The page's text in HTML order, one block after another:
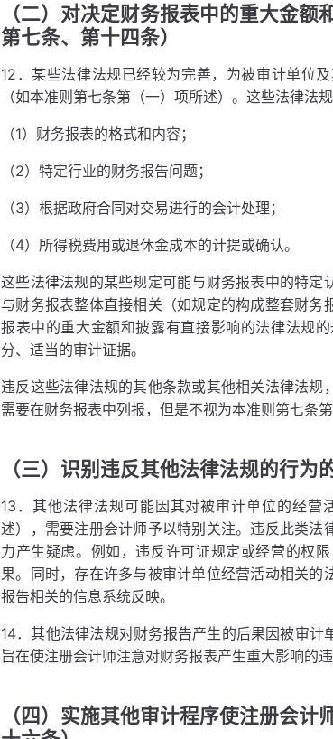
（二）对决定财务报表中的重大金
第七条、第十四条）
12．某些法律法规已经较为完善，为被审计单位
（如本准则第七条第（一）项所述）。这些法律法
（1）财务报表的格式和内容；
（2）特定行业的财务报告问题；
（3）根据政府合同对交易进行的会计处理；
（4）所得税费用或退休金成本的计提或确认。
这些法律法规的某些规定可能与财务报表中的特
与财务报表整体直接相关（如规定的构成整套财
报表中的重大金额和披露有直接影响的法律法规
分、适当的审计证据。
违反这些法律法规的其他条款或其他相关法律法
需要在财务报表中列报，但是不视为本准则第七条
（三）识别违反其他法律法规的行为
13．其他法律法规可能因其对被审计单位的经
述），需要注册会计师予以特别关注。违反此类
力产生疑虑。例如，违反许可证规定或经营的权
果。同时，存在许多与被审计单位经营活动相关
报告相关的信息系统反映。
14．其他法律法规对财务报告产生的后果因被审
旨在使注册会计师注意对财务报表产生重大影响的违
（四）实施其他审计程序使注册会